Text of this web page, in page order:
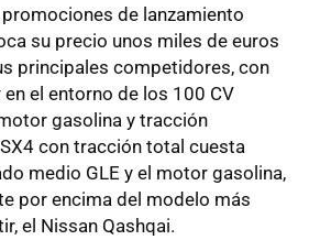
de lanzamiento
su precio unos miles de euros
principales competidores, con
el entorno de los 100 CV
gasolina y tracción
con tracción total cuesta
medio GLE y el motor gasolina,
por encima del modelo más
el Nissan Qashqai.